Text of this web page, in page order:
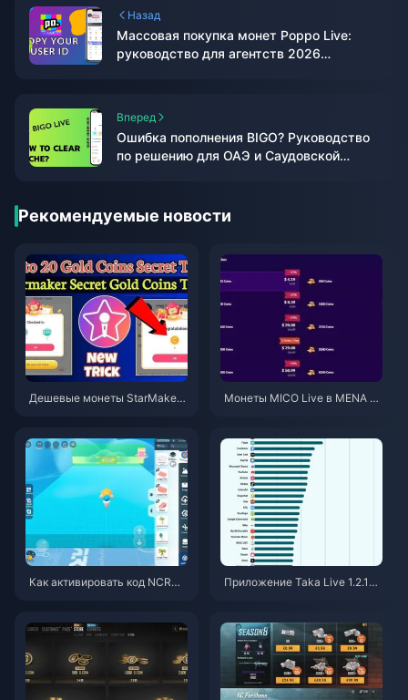
Назад
Массовая покупка монет Poppo Live:
руководство для агентств 2026
Вперед
Ошибка пополнения BIGO? Руководство
по решению для ОАЭ и Саудовской
Рекомендуемые новости
Дешевые монеты StarMaker
Монеты MICO Live в MENA по
Как активировать код NCRCK
Приложение Taka Live 1.2.11
6 года? Причины и способы р
ешения